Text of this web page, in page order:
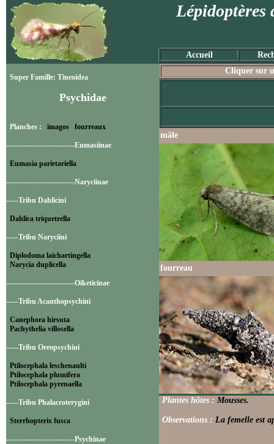
Lépidoptères
Accueil
Super Famille: Tineoidea
Psychidae
Planches : imagos fourreaux
----------------------------Eumasiinae
Eumasia parietariella
----------------------------Naryciinae
-----Tribu Dahlicini
Dahlica triquetrella
-----Tribu Naryciini
Diplodoma laichartingella
Narycia duplicella
----------------------------Oiketicinae
-----Tribu Acanthopsychini
Canephora hirsuta
Pachythelia villosella
-----Tribu Oreopsychini
Ptilocephala leschenaulti
Ptilocephala plumifera
Ptilocephala pyrenaella
-----Tribu Phalacroterygini
Sterrhopterix fusca
----------------------------Psychinae
Cliquer sur
mâle
fourreau
Plantes hôtes : Mousses.
Observations : La femelle est